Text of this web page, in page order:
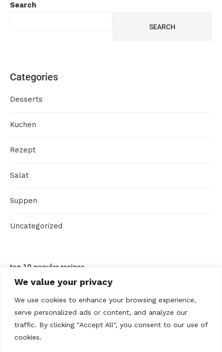
We value your privacy
We use cookies to enhance your browsing experience,
serve personalized ads or content, and analyze our
traffic. By clicking "Accept All", you consent to our use of
cookies.
Search
SEARCH
Categories
Desserts
Kuchen
Rezept
Salat
Suppen
Uncategorized
top 10 popular recipes